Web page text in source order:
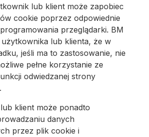
lub klient może zapobiec
cookie poprzez odpowiednie
przeglądarki. BM
lub klienta, że w
jeśli ma to zastosowanie, nie
pełne korzystanie ze
odwiedzanej strony
klient może ponadto
danych
przez plik cookie i